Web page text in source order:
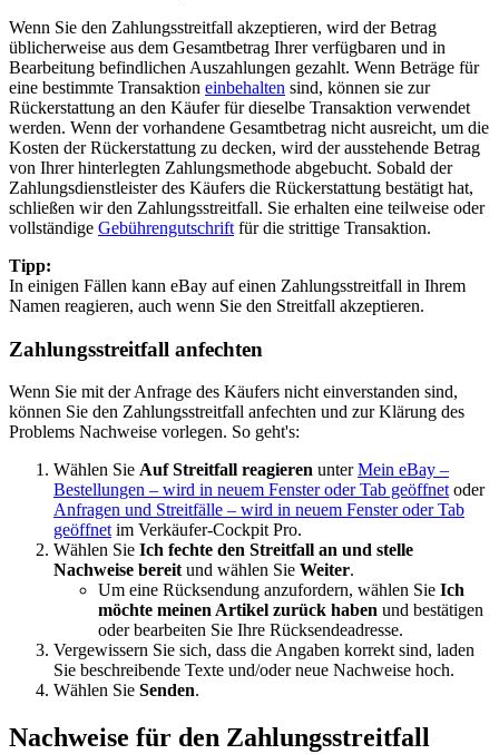
Wenn Sie den Zahlungsstreitfall akzeptieren, wird der Betrag
üblicherweise aus dem Gesamtbetrag Ihrer verfügbaren und in
Bearbeitung befindlichen Auszahlungen gezahlt. Wenn Beträge für
eine bestimmte Transaktion einbehalten sind, können sie zur
Rückerstattung an den Käufer für dieselbe Transaktion verwendet
werden. Wenn der vorhandene Gesamtbetrag nicht ausreicht, um die
Kosten der Rückerstattung zu decken, wird der ausstehende Betrag
von Ihrer hinterlegten Zahlungsmethode abgebucht. Sobald der
Zahlungsdienstleister des Käufers die Rückerstattung bestätigt hat,
schließen wir den Zahlungsstreitfall. Sie erhalten eine teilweise oder
vollständige Gebührengutschrift für die strittige Transaktion.
Tipp:
In einigen Fällen kann eBay auf einen Zahlungsstreitfall in Ihrem
Namen reagieren, auch wenn Sie den Streitfall akzeptieren.
Zahlungsstreitfall anfechten
Wenn Sie mit der Anfrage des Käufers nicht einverstanden sind,
können Sie den Zahlungsstreitfall anfechten und zur Klärung des
Problems Nachweise vorlegen. So geht's:
Wählen Sie Auf Streitfall reagieren unterMein eBay –
Bestellungen – wird in neuem Fenster oder Tab geöffnet oder
Anfragen und Streitfälle – wird in neuem Fenster oder Tab
geöffnet im Verkäufer-Cockpit Pro.
Wählen Sie Ich fechte den Streitfall an und stelle
Nachweise bereit und wählen Sie Weiter.
Um eine Rücksendung anzufordern, wählen Sie Ich
möchte meinen Artikel zurück haben und bestätigen
oder bearbeiten Sie Ihre Rücksendeadresse.
Vergewissern Sie sich, dass die Angaben korrekt sind, laden
Sie beschreibende Texte und/oder neue Nachweise hoch.
Wählen Sie Senden.
Nachweise für den Zahlungsstreitfall